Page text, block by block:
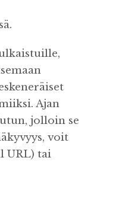
Ajan
jolloin se
voit
URL) tai